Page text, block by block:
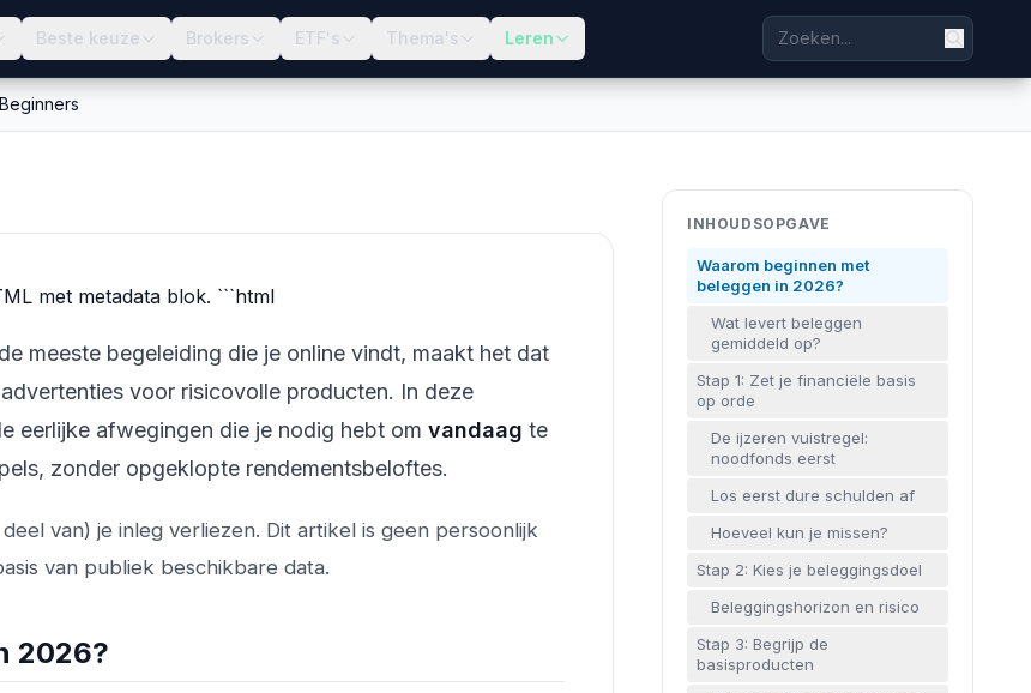
Beste keuze Brokers ETF's Thema's Leren
met metadata blok. ```html
meeste begeleiding die je online vindt, maakt het dat
voor risicovolle producten. In deze
eerlijke afwegingen die je nodig hebt om vandaag te
zonder opgeklopte rendementsbeloftes.
van) je inleg verliezen. Dit artikel is geen persoonlijk
van publiek beschikbare data.
2026?
INHOUDSOPGAVE
Waarom beginnen met
beleggen in 2026?
Wat levert beleggen
gemiddeld op?
Stap 1: Zet je financiële basis
op orde
De ijzeren vuistregel:
noodfonds eerst
Los eerst dure schulden af
Hoeveel kun je missen?
Stap 2: Kies je beleggingsdoel
Beleggingshorizon en risico
Stap 3: Begrijp de
basisproducten